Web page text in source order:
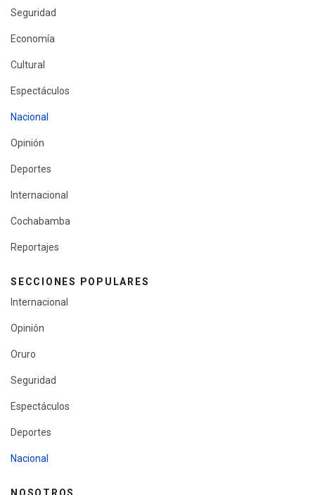
Seguridad
Economía
Cultural
Espectáculos
Nacional
Opinión
Deportes
Internacional
Cochabamba
Reportajes
SECCIONES POPULARES
Internacional
Opinión
Oruro
Seguridad
Espectáculos
Deportes
Nacional